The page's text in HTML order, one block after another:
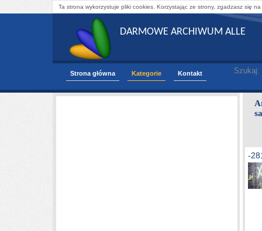
Ta strona wykorzystuje pliki cookies. Korzystając ze strony, zgadzasz się
DARMOWE ARCHIWUM ALLE
Strona główna Kategorie Kontakt Szukaj:
-